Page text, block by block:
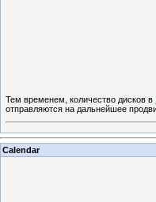
Тем временем, количество дисков в
отправляются на дальнейшее
Calendar